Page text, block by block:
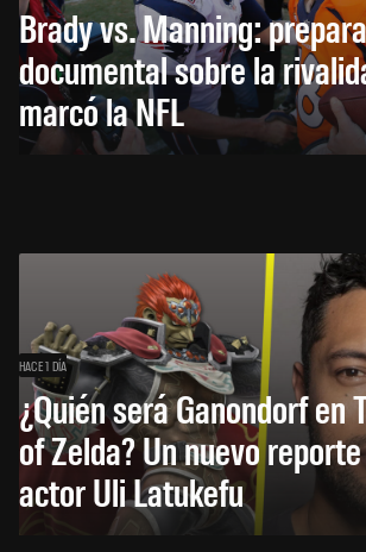
Brady vs. Manning:
documental sobre la
marcó la NFL
HACE 1 DÍA
¿Quién será Ganondorf en
of Zelda? Un nuevo
actor Uli Latukefu